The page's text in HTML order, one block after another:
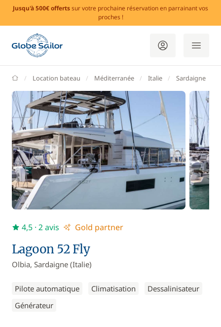
Jusqu'à 500€ offertssur votre prochaine réservation en parrainant vos
proches !
GlobeSailor
Location bateau Méditerranée Italie Sardaigne
Lagoon 52 Fly
Olbia, Sardaigne (Italie)
Pilote automatique Climatisation
Dessalinisateur
Générateur
4,5 · 2 avis Gold partner